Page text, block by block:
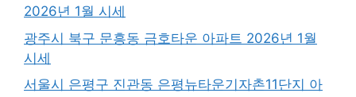
2026년 1월 시세
광주시 북구 문흥동 금호타운 아파트 2026년 1월
시세
서울시 은평구 진관동 은평뉴타운기자촌11단지 아